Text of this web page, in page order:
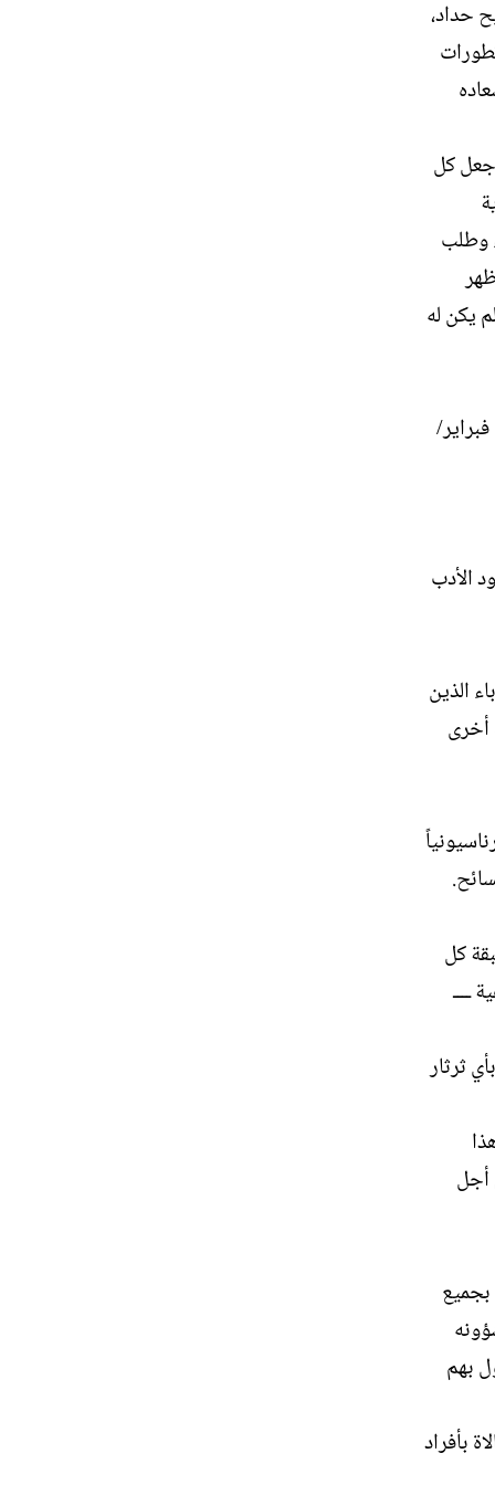
حداد،
كل
وطلب
يكن له
قد أثبتنا في العدد الماضي (ص 40 أعلاه) «المقال الصغير» الذي كتبه صاحب السائح ونشره في عدد جريدته الصادر في 16 فبراير/
الأدب
الذين
أخرى
كل
ثرثار
أجل
بهم
بأفراد